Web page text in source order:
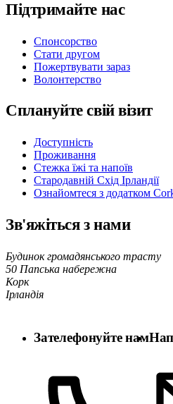
Підтримайте нас
Спонсорство
Стати другом
Пожертвувати зараз
Волонтерство
Сплануйте свій візит
Доступність
Проживання
Стежка їжі та напоїв
Стародавній Схід Ірландії
Ознайомтеся з додатком
Зв'яжіться з нами
Будинок громадянського трасту
50 Папська набережна
Корк
Ірландія
Зателефонуйте нам